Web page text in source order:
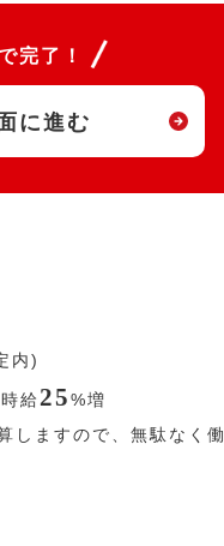
完了！
に進む
内)
給25%増
しますので、無駄なく働